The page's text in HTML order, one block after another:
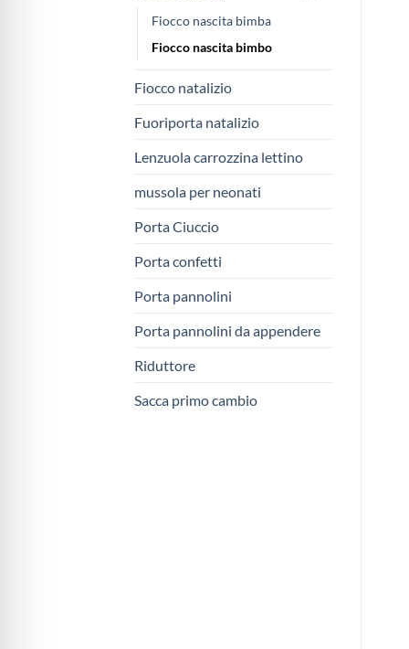
Fiocco nascita bimba
Fiocco nascita bimbo
Fiocco natalizio
Fuoriporta natalizio
Lenzuola carrozzina lettino
mussola per neonati
Porta Ciuccio
Porta confetti
Porta pannolini
Porta pannolini da appendere
Riduttore
Sacca primo cambio